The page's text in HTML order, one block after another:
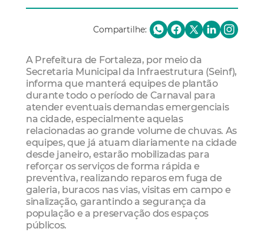
Compartilhe:
A Prefeitura de Fortaleza, por meio da
Secretaria Municipal da Infraestrutura (Seinf),
informa que manterá equipes de plantão
durante todo o período de Carnaval para
atender eventuais demandas emergenciais
na cidade, especialmente aquelas
relacionadas ao grande volume de chuvas. As
equipes, que já atuam diariamente na cidade
desde janeiro, estarão mobilizadas para
reforçar os serviços de forma rápida e
preventiva, realizando reparos em fuga de
galeria, buracos nas vias, visitas em campo e
sinalização, garantindo a segurança da
população e a preservação dos espaços
públicos.